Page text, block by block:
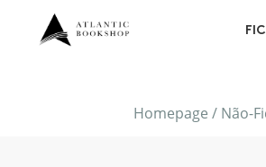
Homepage / Não-